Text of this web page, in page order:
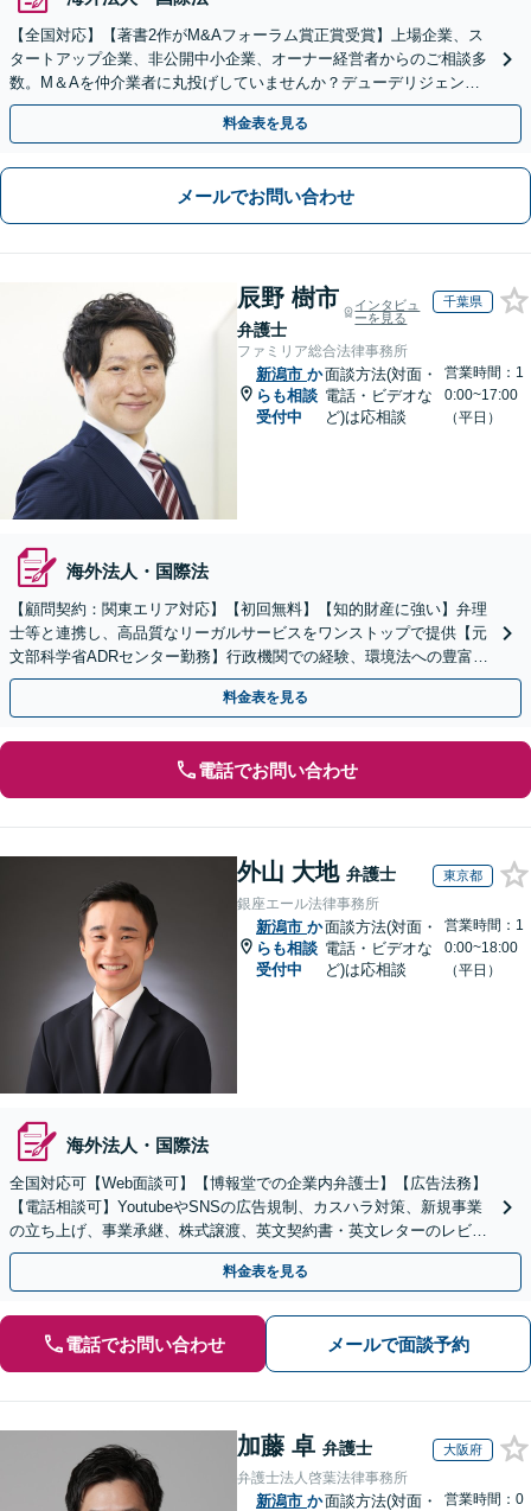
【全国対応】【著書2作がM&Aフォーラム賞正賞受賞】上場企業、ス
タートアップ企業、非公開中小企業、オーナー経営者からのご相談多
数。M＆Aを仲介業者に丸投げしていませんか？デューデリジェンス
や契約書作成・交渉はお任せください【初回無料】
料金表を見る
メールでお問い合わせ
辰野 樹市
弁護士
インタビュ
ーを見る
千葉県
ファミリア総合法律事務所
新潟市 か
らも相談
受付中
面談方法(対面・
電話・ビデオな
ど)は応相談
営業時間：1
0:00~17:00
（平日）
海外法人・国際法
【顧問契約：関東エリア対応】【初回無料】【知的財産に強い】弁理
士等と連携し、高品質なリーガルサービスをワンストップで提供【元
文部科学省ADRセンター勤務】行政機関での経験、環境法への豊富な
知識を活かし、事業者さまの抱える問題を解決へ導きます
料金表を見る
電話でお問い合わせ
外山 大地 弁護士 東京都
銀座エール法律事務所
新潟市 か
らも相談
受付中
面談方法(対面・
電話・ビデオな
ど)は応相談
営業時間：1
0:00~18:00
（平日）
海外法人・国際法
全国対応可【Web面談可】【博報堂での企業内弁護士】【広告法務】
【電話相談可】YoutubeやSNSの広告規制、カスハラ対策、新規事業
の立ち上げ、事業承継、株式譲渡、英文契約書・英文レターのレビュ
ー・ドラフトなどに対応。
料金表を見る
電話でお問い合わせ メールで面談予約
加藤 卓 弁護士 大阪府
弁護士法人啓葉法律事務所
新潟市 か面談方法(対面・
営業時間：0